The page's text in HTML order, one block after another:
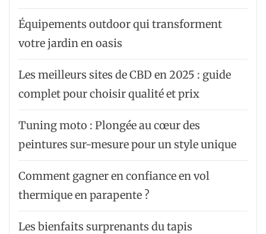
Équipements outdoor qui transforment
votre jardin en oasis
Les meilleurs sites de CBD en 2025 : guide
complet pour choisir qualité et prix
Tuning moto : Plongée au cœur des
peintures sur-mesure pour un style unique
Comment gagner en confiance en vol
thermique en parapente ?
Les bienfaits surprenants du tapis